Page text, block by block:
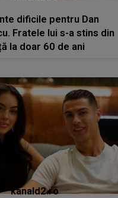
dificile pentru Dan
Fratele lui s-a stins din
la doar 60 de ani
kanald2.ro